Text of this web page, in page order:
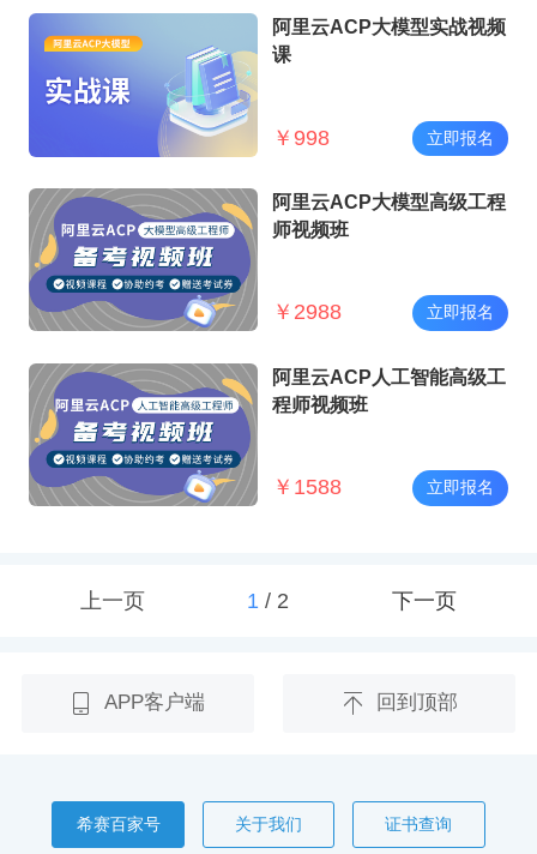
阿里云ACP大模型实战视频
课
￥ 998 立即报名
阿里云ACP大模型高级工程
师视频班
￥ 2988 立即报名
阿里云ACP人工智能高级工
程师视频班
￥ 1588 立即报名
上一页 1/ 2 下一页
APP客户端 回到顶部
希赛百家号 关于我们 证书查询